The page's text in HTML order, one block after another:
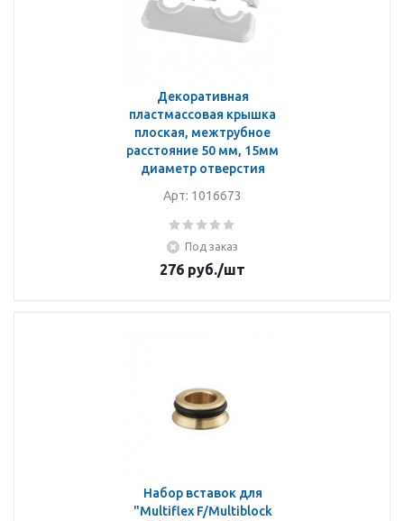
Декоративная
пластмассовая крышка
плоская, межтрубное
расстояние 50 мм, 15мм
диаметр отверстия
Арт: 1016673
Под заказ
276 руб./шт
Набор вставок для
"Multiflex F/Multiblock